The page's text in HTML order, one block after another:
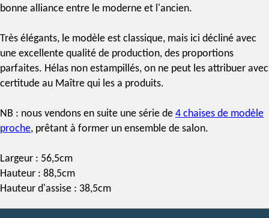
bonne alliance entre le moderne et l'ancien.
Très élégants, le modèle est classique, mais ici décliné avec
une excellente qualité de production, des proportions
parfaites. Hélas non estampillés, on ne peut les attribuer avec
certitude au Maître qui les a produits.
NB : nous vendons en suite une série de 4 chaises de modèle
proche, prêtant à former un ensemble de salon.
Largeur : 56,5cm
Hauteur : 88,5cm
Hauteur d'assise : 38,5cm